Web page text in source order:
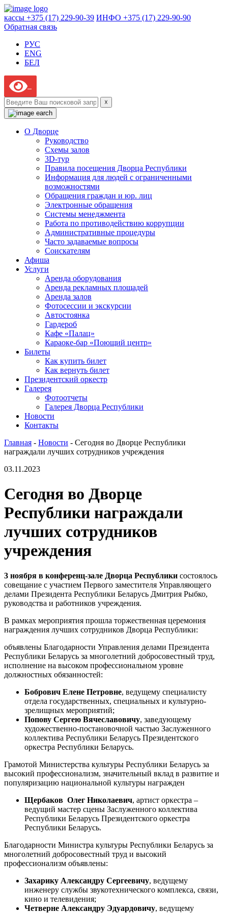
кассы +375 (17) 229-90-39 ИНФО +375 (17) 229-90-90
Обратная связь
РУС
ENG
БЕЛ
☓
О Дворце
Руководство
Схемы залов
3D-тур
Правила посещения Дворца Республики
Информация для людей с ограниченными
возможностями
Обращения граждан и юр. лиц
Электронные обращения
Системы менеджмента
Работа по противодействию коррупции
Административные процедуры
Часто задаваемые вопросы
Соискателям
Афиша
Услуги
Аренда оборудования
Аренда рекламных площадей
Аренда залов
Фотосессии и экскурсии
Автостоянка
Гардероб
Кафе «Палац»
Караоке-бар «Поющий центр»
Билеты
Как купить билет
Как вернуть билет
Президентский оркестр
Галерея
Фотоотчеты
Галерея Дворца Республики
Новости
Контакты
Главная - Новости - Сегодня во Дворце Республики
награждали лучших сотрудников учреждения
03.11.2023
Сегодня во Дворце
Республики награждали
лучших сотрудников
учреждения
3 ноября в конференц-зале Дворца Республики состоялось
совещание с участием Первого заместителя Управляющего
делами Президента Республики Беларусь Дмитрия Рыбко,
руководства и работников учреждения.
В рамках мероприятия прошла торжественная церемония
награждения лучших сотрудников Дворца Республики:
объявлены Благодарности Управления делами Президента
Республики Беларусь за многолетний добросовестный труд,
исполнение на высоком профессиональном уровне
должностных обязанностей:
Бобрович Елене Петровне, ведущему специалисту
отдела государственных, специальных и культурно-
зрелищных мероприятий;
Попову Сергею Вячеславовичу, заведующему
художественно-постановочной частью Заслуженного
коллектива Республики Беларусь Президентского
оркестра Республики Беларусь.
Грамотой Министерства культуры Республики Беларусь за
высокий профессионализм, значительный вклад в развитие и
популяризацию национальной культуры награжден
Щербаков Олег Николаевич, артист оркестра –
ведущий мастер сцены Заслуженного коллектива
Республики Беларусь Президентского оркестра
Республики Беларусь.
Благодарности Министра культуры Республики Беларусь за
многолетний добросовестный труд и высокий
профессионализм объявлены:
Захарику Александру Сергеевичу, ведущему
инженеру службы звукотехнического комплекса, связи,
кино и телевидения;
Четверне Александру Эдуардовичу, ведущему